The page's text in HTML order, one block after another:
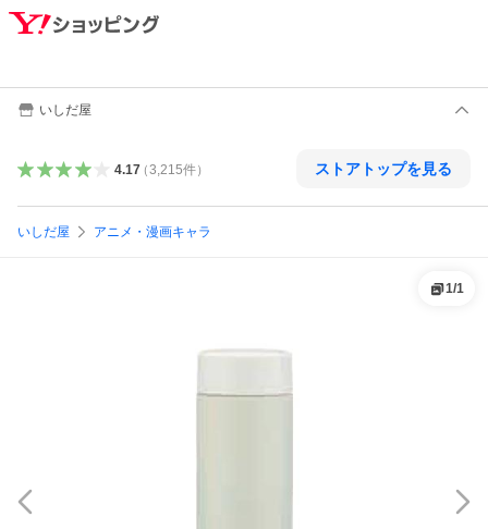
いしだ屋
4.17（3,215件） ストアトップを見る
いしだ屋 アニメ・漫画キャラ
1/1